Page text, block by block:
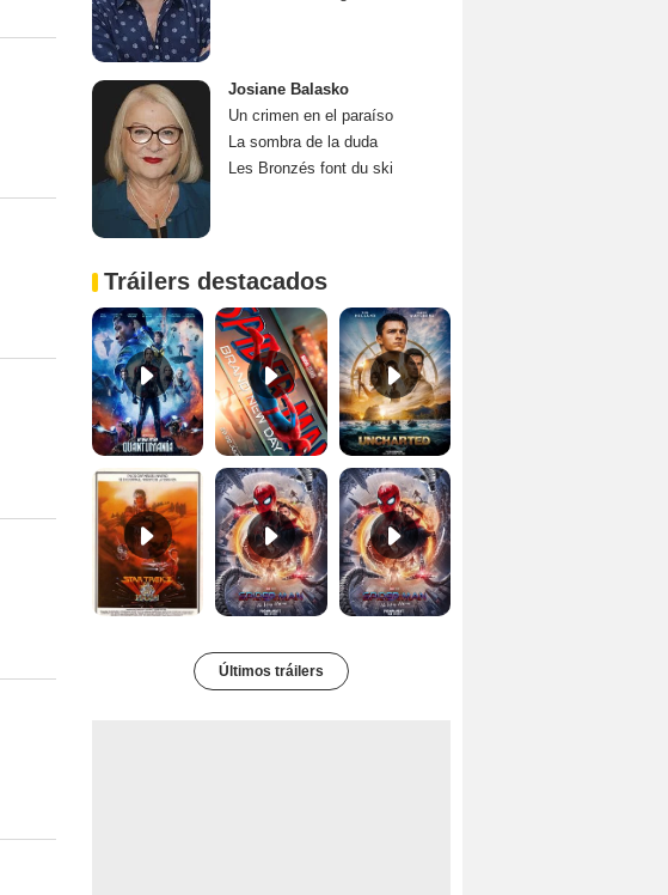
Josiane Balasko
Un crimen en el paraíso
La sombra de la duda
Les Bronzés font du ski
Tráilers destacados
Ant-Man y la Avispa: Quantumanía Tráiler (2) Spider-Man: Brand New Day Tráiler (3)
Star Trek II: la ira de Khan Tráiler VO Spider-Man: No Way Home Teaser Tráiler 'Spider-Man: No Way Home'
Últimos tráilers